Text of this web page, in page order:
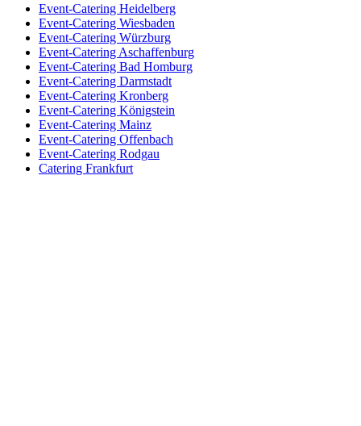
Event-Catering Heidelberg
Event-Catering Wiesbaden
Event-Catering Würzburg
Event-Catering Aschaffenburg
Event-Catering Bad Homburg
Event-Catering Darmstadt
Event-Catering Kronberg
Event-Catering Königstein
Event-Catering Mainz
Event-Catering Offenbach
Event-Catering Rodgau
Catering Frankfurt